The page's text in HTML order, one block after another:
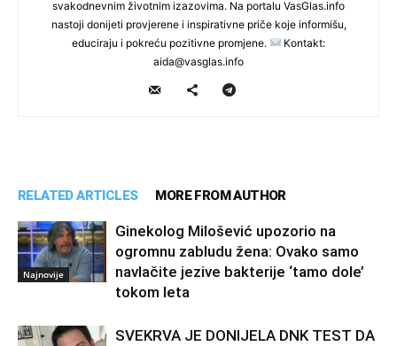
svakodnevnim životnim izazovima. Na portalu VasGlas.info
nastoji donijeti provjerene i inspirativne priče koje informišu,
educiraju i pokreću pozitivne promjene.
Kontakt:
aida@vasglas.info
RELATED ARTICLES MORE FROM AUTHOR
Najnovije
Ginekolog Milošević upozorio na
ogromnu zabludu žena: Ovako samo
navlačite jezive bakterije ‘tamo dole’
tokom leta
SVEKRVA JE DONIJELA DNK TEST DA